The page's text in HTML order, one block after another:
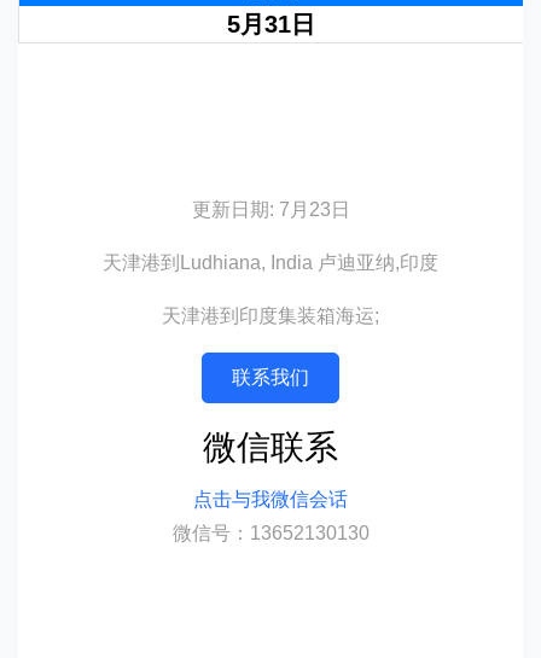
5月31日
更新日期: 7月23日
天津港到Ludhiana, India 卢迪亚纳,印度
天津港到印度集装箱海运;
联系我们
微信联系
点击与我微信会话
微信号：13652130130